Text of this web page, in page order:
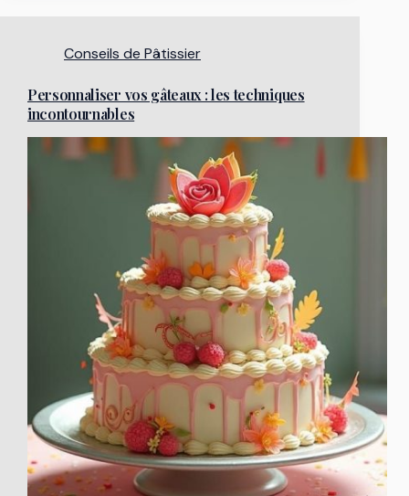
Conseils de Pâtissier
Personnaliser vos gâteaux : les techniques
incontournables